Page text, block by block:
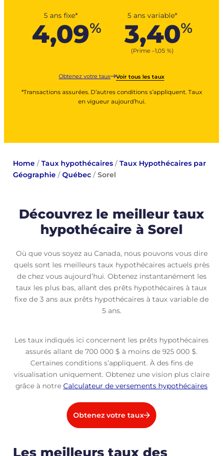
5 ans fixe*
4,09%
5 ans variable*
3,40%
(Prime –1,05 %)
Obtenez votre taux Voir tous les taux
*Transactions assurées. D’autres conditions s’appliquent. Taux
en vigueur aujourd’hui.
Home/ Taux hypothécaires/ Taux Hypothécaires par
Géographie/ Québec/ Sorel
Découvrez le meilleur taux
hypothécaire à Sorel
Où que vous soyez au Canada, nous pouvons vous dire
quels sont les meilleurs taux hypothécaires actuels près
de chez vous aujourd’hui. Obtenez instantanément les
taux les plus bas, allant des prêts hypothécaires à taux
fixe de 3 ans aux prêts hypothécaires à taux variable de
5 ans.
Les taux indiqués ici concernent les prêts hypothécaires
assurés allant de 700 000 $ à moins de 925 000 $.
Certaines conditions s’appliquent. À des fins de
visualisation uniquement. Obtenez une vision plus claire
grâce à notre Calculateur de versements hypothécaires
Obtenez votre taux
Les meilleurs taux des